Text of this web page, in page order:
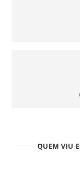
QUEM VIU